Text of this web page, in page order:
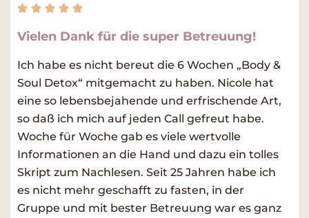
    Rated
out
Vielen Dank für die super Betreuung!
Ich habe es nicht bereut die 6 Wochen „Body &
Soul Detox“ mitgemacht zu haben. Nicole hat
eine so lebensbejahende und erfrischende Art,
so daß ich mich auf jeden Call gefreut habe.
Woche für Woche gab es viele wertvolle
Informationen an die Hand und dazu ein tolles
Skript zum Nachlesen. Seit 25 Jahren habe ich
es nicht mehr geschafft zu fasten, in der
Gruppe und mit bester Betreuung war es ganz